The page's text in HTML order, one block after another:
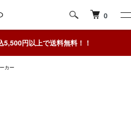
0
5,500円以上で送料無料！！
カー